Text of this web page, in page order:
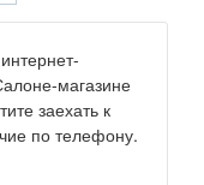
магазине
заехать к
по телефону.